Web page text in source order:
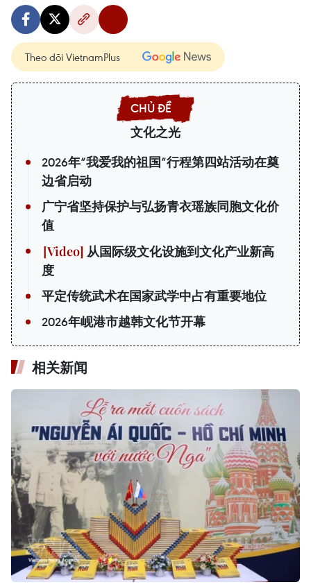
Theo dõi VietnamPlus
文化之光
2026年“我爱我的祖国”行程第四站活动在奠
边省启动
广宁省坚持保护与弘扬青衣瑶族同胞文化价
值
从国际级文化设施到文化产业新高
度
平定传统武术在国家武学中占有重要地位
2026年岘港市越韩文化节开幕
相关新闻